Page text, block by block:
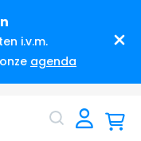
i.v.m.
agenda